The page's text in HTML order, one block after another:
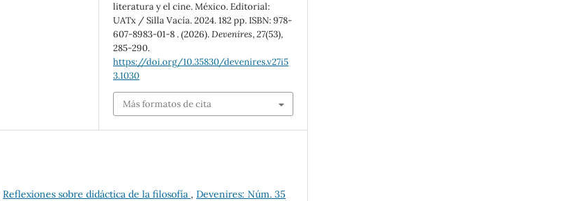
literatura y el cine. México. Editorial:
UATx / Silla Vacía. 2024. 182 pp. ISBN: 978-
607-8983-01-8 . (2026).Devenires,27(53),
285-290.
https://doi.org/10.35830/devenires.v27i5
3.1030
Más formatos de cita
Reflexiones sobre didáctica de la filosofía , Devenires: Núm. 35